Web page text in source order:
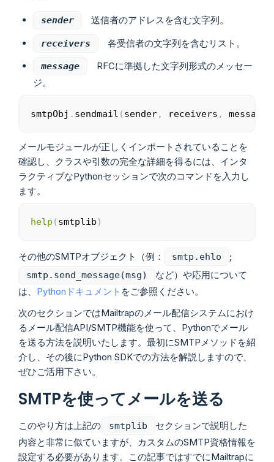
sender 送信者のアドレスを含む文字列。
receivers 各受信者の文字列を含むリスト。
message
RFCに準拠した文字列形式のメッセー
ジ。
smtpObj . sendmail ( sender, receivers , message
Copy
メールモジュールが正しくインポートされていることを
確認し、クラスや引数の完全な詳細を得るには、インタ
ラクティブなPythonセッションで次のコマンドを入力し
ます。
help ( smtplib )
その他のSMTPオブジェクト（例： smtp.ehlo ;
smtp.send_message(msg)
など）や応用について
は、 Pythonドキュメント をご参照ください。
次のセクションではMailtrapのメール配信システムにおけ
るメール配信API/SMTP機能を使って、Pythonでメール
を送る方法を説明いたします。最初にSMTPメソッドを紹
介し、その後にPython SDKでの方法を解説しますので、
ぜひご活用下さい。
SMTPを使ってメールを送る
このやり方は上記の smtplib
セクションで説明した
内容と非常に似ていますが、カスタムのSMTP資格情報を
設定する必要があります。この記事ではすでにMailtrapに